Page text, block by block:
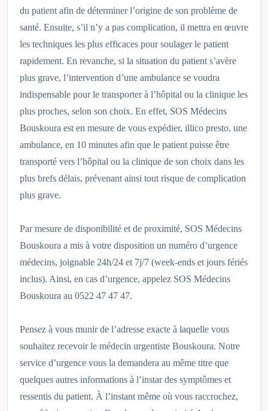
du patient afin de déterminer l’origine de son problème de
santé. Ensuite, s’il n’y a pas complication, il mettra en œuvre
les techniques les plus efficaces pour soulager le patient
rapidement. En revanche, si la situation du patient s’avère
plus grave, l’intervention d’une ambulance se voudra
indispensable pour le transporter à l’hôpital ou la clinique les
plus proches, selon son choix. En effet, SOS Médecins
Bouskoura est en mesure de vous expédier, illico presto, une
ambulance, en 10 minutes afin que le patient puisse être
transporté vers l’hôpital ou la clinique de son choix dans les
plus brefs délais, prévenant ainsi tout risque de complication
plus grave.
Par mesure de disponibilité et de proximité, SOS Médecins
Bouskoura a mis à votre disposition un numéro d’urgence
médecins, joignable 24h/24 et 7j/7 (week-ends et jours fériés
inclus). Ainsi, en cas d’urgence, appelez SOS Médecins
Bouskoura au 0522 47 47 47.
Pensez à vous munir de l’adresse exacte à laquelle vous
souhaitez recevoir le médecin urgentiste Bouskoura. Notre
service d’urgence vous la demandera au même titre que
quelques autres informations à l’instar des symptômes et
ressentis du patient. À l’instant même où vous raccrochez,